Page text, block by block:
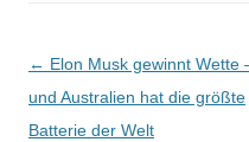
Beitragsnavigation
← Elon Musk gewinnt Wette
und Australien hat die größte
Batterie der Welt